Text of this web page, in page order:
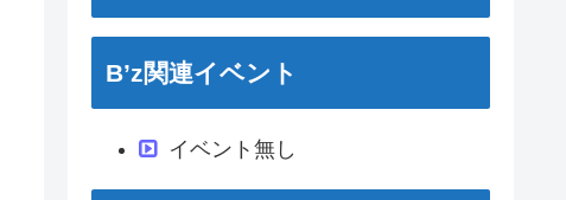
B’z関連イベント
イベント無し